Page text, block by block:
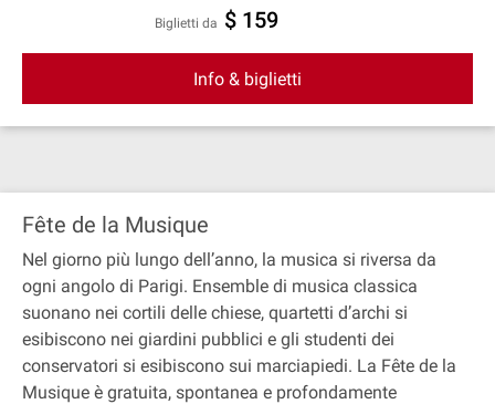
Biglietti da $ 159
Info & biglietti
Fête de la Musique
Nel giorno più lungo dell’anno, la musica si riversa da
ogni angolo di Parigi. Ensemble di musica classica
suonano nei cortili delle chiese, quartetti d’archi si
esibiscono nei giardini pubblici e gli studenti dei
conservatori si esibiscono sui marciapiedi. La Fête de la
Musique è gratuita, spontanea e profondamente